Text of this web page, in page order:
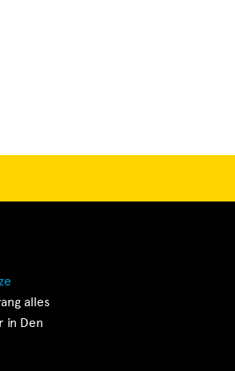
alles
in Den